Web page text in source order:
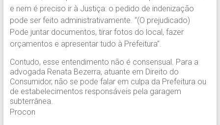
e nem é preciso ir à Justiça: o pedido de indenização
pode ser feito administrativamente. “(O prejudicado)
Pode juntar documentos, tirar fotos do local, fazer
orçamentos e apresentar tudo à Prefeitura”.
Contudo, esse entendimento não é consensual. Para a
advogada Renata Bezerra, atuante em Direito do
Consumidor, não se pode falar em culpa da Prefeitura ou
de estabelecimentos responsáveis pela garagem
subterrânea.
Procon